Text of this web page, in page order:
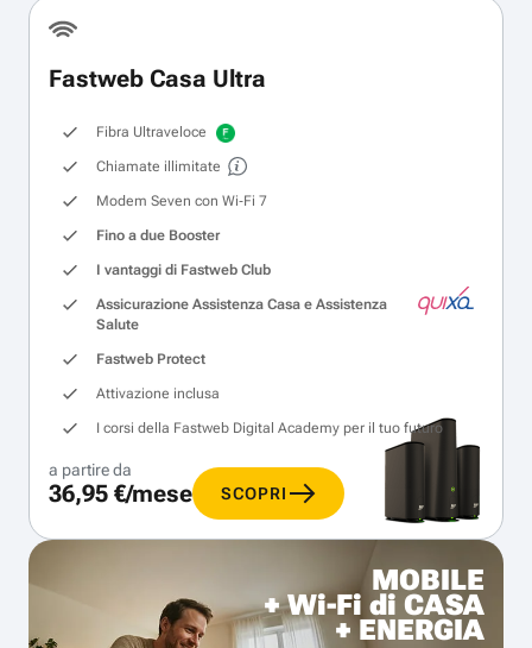
Fastweb Casa Ultra
Fibra Ultraveloce
Chiamate illimitate
Modem Seven con Wi‑Fi 7
Fino a due Booster
I vantaggi di Fastweb Club
Assicurazione Assistenza Casa e Assistenza
Salute
Fastweb Protect
Attivazione inclusa
I corsi della Fastweb Digital Academy per il tuo futuro
a partire da
36,95 €/mese SCOPRI
MOBILE
+ Wi-Fi di CASA
+ ENERGIA